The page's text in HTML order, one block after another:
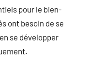
pour le bien-
ont besoin de se
se développer